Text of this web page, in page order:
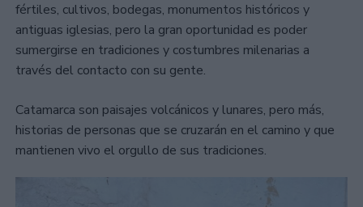
fértiles, cultivos, bodegas, monumentos históricos y
antiguas iglesias, pero la gran oportunidad es poder
sumergirse en tradiciones y costumbres milenarias a
través del contacto con su gente.
Catamarca son paisajes volcánicos y lunares, pero más,
historias de personas que se cruzarán en el camino y que
mantienen vivo el orgullo de sus tradiciones.